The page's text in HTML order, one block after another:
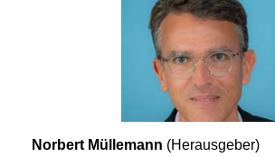
Norbert Müllemann (Herausgeber)